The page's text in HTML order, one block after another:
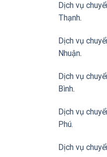
Dịch vụ
Thạnh.
Dịch vụ
Nhuận.
Dịch vụ
Bình.
Dịch vụ
Phú.
Dịch vụ